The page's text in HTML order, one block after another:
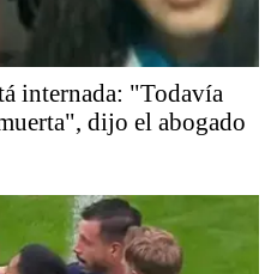
internada: "Todavía
dijo el abogado